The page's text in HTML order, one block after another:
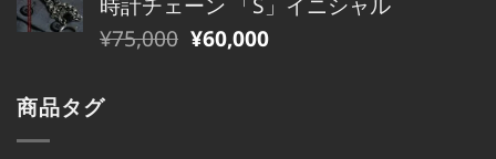
た。
す。
格
は
で
価
格
元
価
¥75,000 現
¥60,000
商品タグ